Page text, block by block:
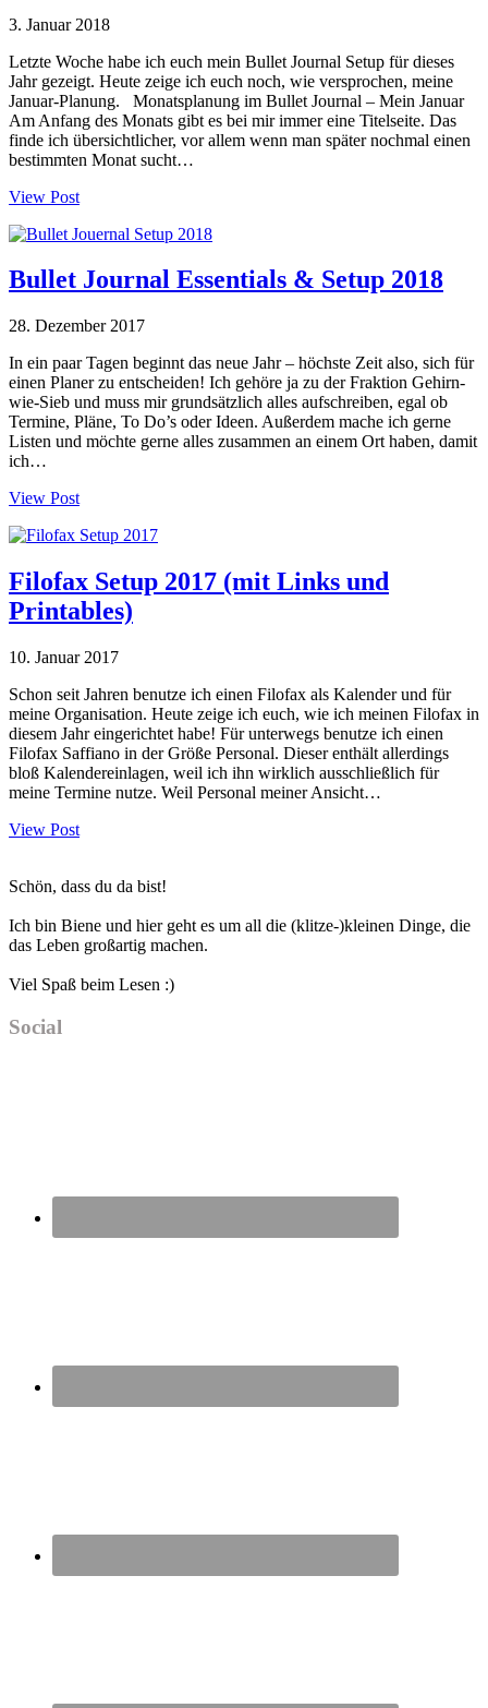
3. Januar 2018
Letzte Woche habe ich euch mein Bullet Journal Setup für dieses
Jahr gezeigt. Heute zeige ich euch noch, wie versprochen, meine
Januar-Planung. Monatsplanung im Bullet Journal – Mein Januar
Am Anfang des Monats gibt es bei mir immer eine Titelseite. Das
finde ich übersichtlicher, vor allem wenn man später nochmal einen
bestimmten Monat sucht…
View Post
Bullet Journal Essentials & Setup 2018
28. Dezember 2017
In ein paar Tagen beginnt das neue Jahr – höchste Zeit also, sich für
einen Planer zu entscheiden! Ich gehöre ja zu der Fraktion Gehirn-
wie-Sieb und muss mir grundsätzlich alles aufschreiben, egal ob
Termine, Pläne, To Do’s oder Ideen. Außerdem mache ich gerne
Listen und möchte gerne alles zusammen an einem Ort haben, damit
ich…
View Post
Filofax Setup 2017 (mit Links und
Printables)
10. Januar 2017
Schon seit Jahren benutze ich einen Filofax als Kalender und für
meine Organisation. Heute zeige ich euch, wie ich meinen Filofax in
diesem Jahr eingerichtet habe! Für unterwegs benutze ich einen
Filofax Saffiano in der Größe Personal. Dieser enthält allerdings
bloß Kalendereinlagen, weil ich ihn wirklich ausschließlich für
meine Termine nutze. Weil Personal meiner Ansicht…
View Post
Sidebar
Schön, dass du da bist!
Ich bin Biene und hier geht es um all die (klitze-)kleinen Dinge, die
das Leben großartig machen.
Viel Spaß beim Lesen :)
Social